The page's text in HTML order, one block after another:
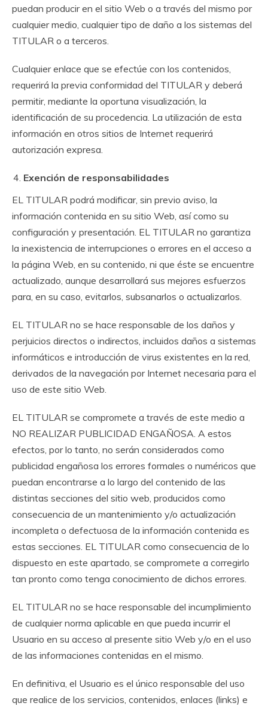
puedan producir en el sitio Web o a través del mismo por
cualquier medio, cualquier tipo de daño a los sistemas del
TITULAR o a terceros.
Cualquier enlace que se efectúe con los contenidos,
requerirá la previa conformidad del TITULAR y deberá
permitir, mediante la oportuna visualización, la
identificación de su procedencia. La utilización de esta
información en otros sitios de Internet requerirá
autorización expresa.
Exención de responsabilidades
EL TITULAR podrá modificar, sin previo aviso, la
información contenida en su sitio Web, así como su
configuración y presentación. EL TITULAR no garantiza
la inexistencia de interrupciones o errores en el acceso a
la página Web, en su contenido, ni que éste se encuentre
actualizado, aunque desarrollará sus mejores esfuerzos
para, en su caso, evitarlos, subsanarlos o actualizarlos.
EL TITULAR no se hace responsable de los daños y
perjuicios directos o indirectos, incluidos daños a sistemas
informáticos e introducción de virus existentes en la red,
derivados de la navegación por Internet necesaria para el
uso de este sitio Web.
EL TITULAR se compromete a través de este medio a
NO REALIZAR PUBLICIDAD ENGAÑOSA. A estos
efectos, por lo tanto, no serán considerados como
publicidad engañosa los errores formales o numéricos que
puedan encontrarse a lo largo del contenido de las
distintas secciones del sitio web, producidos como
consecuencia de un mantenimiento y/o actualización
incompleta o defectuosa de la información contenida es
estas secciones. EL TITULAR como consecuencia de lo
dispuesto en este apartado, se compromete a corregirlo
tan pronto como tenga conocimiento de dichos errores.
EL TITULAR no se hace responsable del incumplimiento
de cualquier norma aplicable en que pueda incurrir el
Usuario en su acceso al presente sitio Web y/o en el uso
de las informaciones contenidas en el mismo.
En definitiva, el Usuario es el único responsable del uso
que realice de los servicios, contenidos, enlaces (links) e